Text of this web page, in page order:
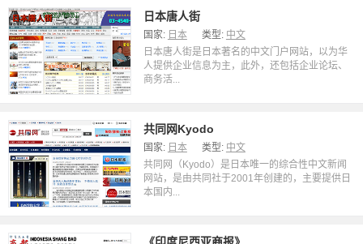
日本唐人街
国家: 日本 类型: 中文
日本唐人街是日本著名的中文门户网站，以为华
人提供企业信息为主，此外，还包括企业论坛、
商务活...
共同网Kyodo
国家: 日本 类型: 中文
共同网（Kyodo）是日本唯一的综合性中文新闻
网站，是由共同社于2001年创建的，主要提供日
本国内...